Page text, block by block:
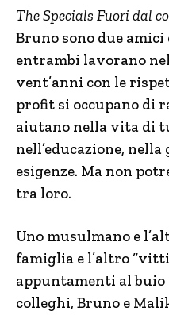
The Specials Fuori dal
Bruno sono due
entrambi lavorano
vent’anni con le
profit si occupano di
aiutano nella vita di
nell’educazione,
esigenze. Ma non
tra loro.
Uno musulmano e
famiglia e l’altro
appuntamenti al
colleghi, Bruno e